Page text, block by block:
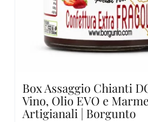
Box Assaggio Chianti
Vino, Olio EVO e
Artigianali | Borgunto